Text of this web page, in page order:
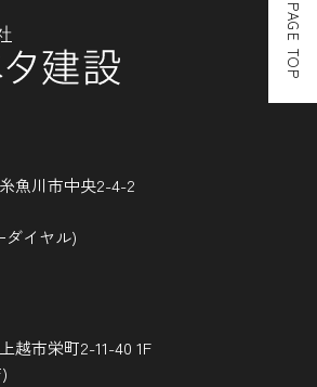
魚川市中央2-4-2
ダイヤル)
越市栄町2-11-40 1F
PAGE TOP